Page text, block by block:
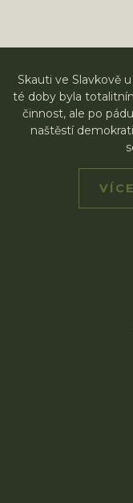
Skauti ve Slavkově
té doby byla
činnost, ale po
naštěstí